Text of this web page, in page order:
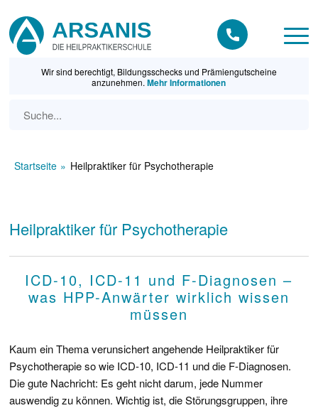
Wir sind berechtigt, Bildungsschecks und Prämiengutscheine
anzunehmen.Mehr Informationen
Startseite Heilpraktiker für Psychotherapie
Heilpraktiker für Psychotherapie
ICD-10, ICD-11 und F-Diagnosen –
was HPP-Anwärter wirklich wissen
müssen
Kaum ein Thema verunsichert angehende Heilpraktiker für
Psychotherapie so wie ICD-10, ICD-11 und die F-Diagnosen.
Die gute Nachricht: Es geht nicht darum, jede Nummer
auswendig zu können. Wichtig ist, die Störungsgruppen, ihre